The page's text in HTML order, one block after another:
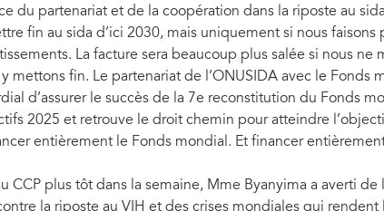
du partenariat et de la coopération dans la riposte au
fin au sida d’ici 2030, mais uniquement si nous faisons
La facture sera beaucoup plus salée si nous ne
mettons fin. Le partenariat de l’ONUSIDA avec le Fonds
d’assurer le succès de la 7e reconstitution du Fonds
2025 et retrouve le droit chemin pour atteindre
entièrement le Fonds mondial. Et financer
CCP plus tôt dans la semaine, Mme Byanyima a averti
la riposte au VIH et des crises mondiales qui